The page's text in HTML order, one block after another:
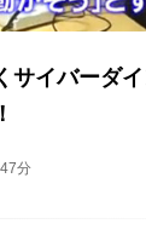
サイバーダ
分